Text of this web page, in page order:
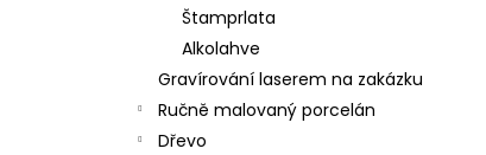
Štamprlata
Alkolahve
Gravírování laserem na zakázku
Ručně malovaný porcelán
Dřevo